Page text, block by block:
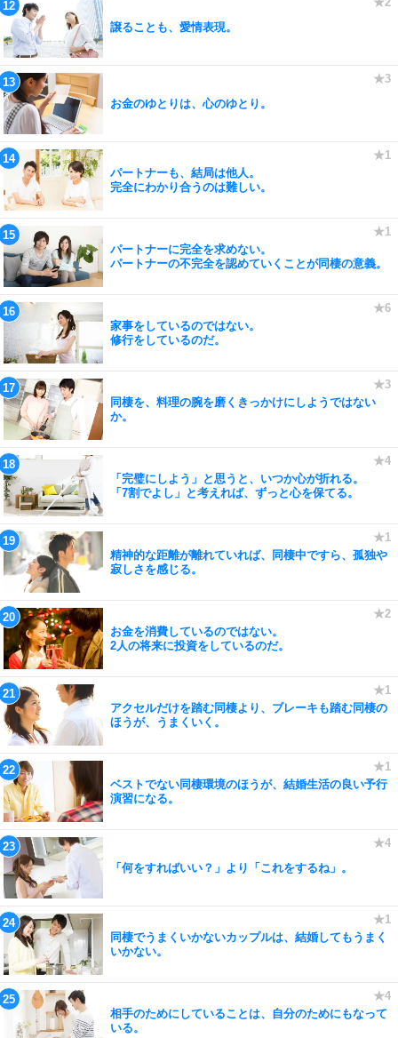
譲ることも、愛情表現。
お金のゆとりは、心のゆとり。
パートナーも、結局は他人。
完全にわかり合うのは難しい。
パートナーに完全を求めない。
パートナーの不完全を認めていくことが同棲の意義。
家事をしているのではない。
修行をしているのだ。
同棲を、料理の腕を磨くきっかけにしようではない
か。
「完璧にしよう」と思うと、いつか心が折れる。
「7割でよし」と考えれば、ずっと心を保てる。
精神的な距離が離れていれば、同棲中ですら、孤独や
寂しさを感じる。
お金を消費しているのではない。
2人の将来に投資をしているのだ。
アクセルだけを踏む同棲より、ブレーキも踏む同棲の
ほうが、うまくいく。
ベストでない同棲環境のほうが、結婚生活の良い予行
演習になる。
「何をすればいい？」より「これをするね」。
同棲でうまくいかないカップルは、結婚してもうまく
いかない。
相手のためにしていることは、自分のためにもなって
いる。